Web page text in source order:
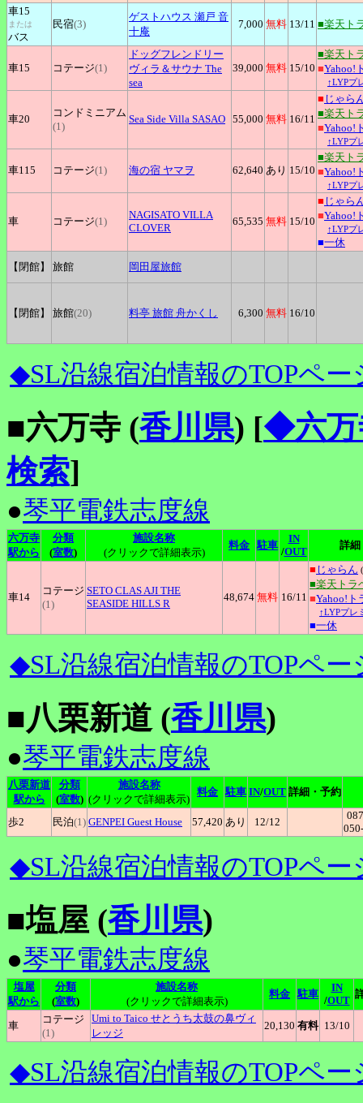
車15
または
バス
民宿(3)
ゲストハウス 瀬戸 音
十庵
7,000 無料 13/11 ■楽天ト
車15 コテージ(1)
ドッグフレンドリー
ヴィラ＆サウナ The
sea
39,000 無料 15/10
■楽天ト
■Yahoo!
↑LYPプ
車20
コンドミニアム
(1)
Sea Side Villa SASAO 55,000 無料 16/11
■ じゃら
■楽天ト
■Yahoo!
↑LYPプ
車115 コテージ(1) 海の宿 ヤマヲ 62,640 あり 15/10
■楽天ト
■Yahoo!
↑LYPプ
車 コテージ(1)
NAGISATO VILLA
CLOVER
65,535 無料 15/10
■ じゃら
■Yahoo!
↑LYPプ
■一休
【閉館】
旅館 岡田屋旅館
【閉館】 旅館(20) 料亭 旅館 舟かくし 6,300 無料 16/10
◆SL沿線宿泊情報のTOPペー
■六万寺 (香川県) [◆六万
検索]
●琴平電鉄志度線
六万寺
駅から
分類
(室数)
施設名称
(クリックで詳細表示)
料金 駐車
IN
/OUT
詳細
車14
コテージ
(1)
SETO CLAS AJI THE
SEASIDE HILLS R
48,674 無料 16/11
■ じゃらん (
■楽天トラ
■Yahoo!ト
↑LYPプレ
■一休
◆SL沿線宿泊情報のTOPペー
■八栗新道 (香川県)
●琴平電鉄志度線
八栗新道
駅から
分類
(室数)
施設名称
(クリックで詳細表示)
料金 駐車 IN/OUT 詳細・予約
歩2 民泊(1) GENPEI Guest House 57,420 あり 12/12
◆SL沿線宿泊情報のTOPペー
■塩屋 (香川県)
●琴平電鉄志度線
塩屋
駅から
分類
(室数)
施設名称
(クリックで詳細表示)
料金 駐車
IN
/OUT
車
コテージ
(1)
Umi to Taico せとうち太鼓の鼻ヴィ
レッジ
20,130 有料 13/10
◆SL沿線宿泊情報のTOPペー